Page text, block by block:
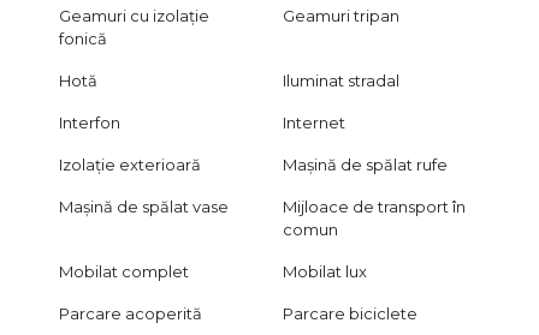
Geamuri cu izolație
fonică
Geamuri tripan
Hotă Iluminat stradal
Interfon Internet
Izolație exterioară Mașină de spălat rufe
Mașină de spălat vase
Mijloace de transport în
comun
Mobilat complet Mobilat lux
Parcare acoperită Parcare biciclete